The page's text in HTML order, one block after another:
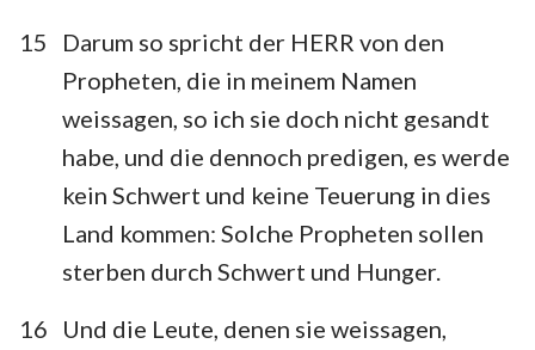
43
44 45 46 47 48
15
Darum so spricht der HERR von den
Propheten, die in meinem Namen
weissagen, so ich sie doch nicht gesandt
habe, und die dennoch predigen, es werde
kein Schwert und keine Teuerung in dies
Land kommen: Solche Propheten sollen
sterben durch Schwert und Hunger.
16
Und die Leute, denen sie weissagen,